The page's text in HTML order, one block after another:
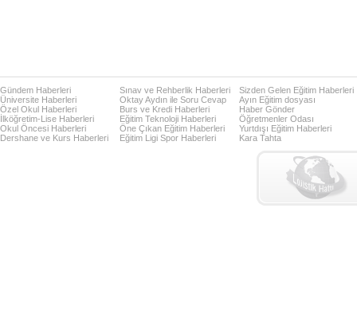
Gündem Haberleri
Üniversite Haberleri
Özel Okul Haberleri
İlköğretim-Lise Haberleri
Okul Öncesi Haberleri
Dershane ve Kurs Haberleri
Sınav ve Rehberlik Haberleri
Oktay Aydın ile Soru Cevap
Burs ve Kredi Haberleri
Eğitim Teknoloji Haberleri
Öne Çıkan Eğitim Haberleri
Eğitim Ligi Spor Haberleri
Sizden Gelen Eğitim Haberleri
Ayın Eğitim dosyası
Haber Gönder
Öğretmenler Odası
Yurtdışı Eğitim Haberleri
Kara Tahta